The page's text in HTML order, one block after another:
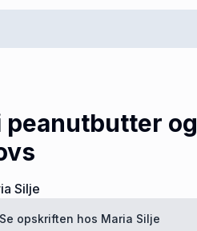
peanutbutter og
Silje
Se opskriften hos Maria Silje